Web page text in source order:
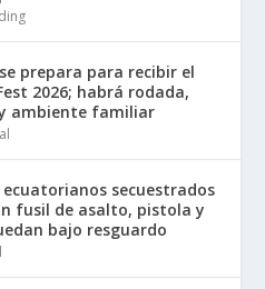
prepara para recibir el
2026; habrá rodada,
ambiente familiar
ecuatorianos secuestrados
fusil de asalto, pistola y
bajo resguardo